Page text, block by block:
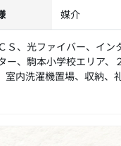
媒介
、光ファイバー、イン
、駒本小学校エリア
内洗濯機置場、収納